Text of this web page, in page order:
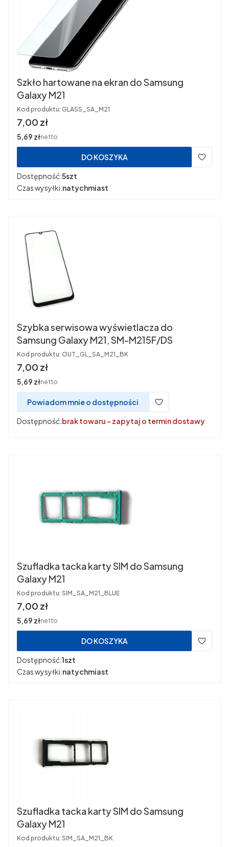
Szkło hartowane na ekran do Samsung
Galaxy M21
Kod produktu: GLASS_SA_M21
Cena
7,00 zł
Cena
5,69 złnetto
DO KOSZYKA
Dostępność:5szt
Czas wysyłki:natychmiast
Szybka serwisowa wyświetlacza do
Samsung Galaxy M21, SM-M215F/DS
Kod produktu: OUT_GL_SA_M21_BK
Cena
7,00 zł
Cena
5,69 złnetto
Powiadom mnie o dostępności
Dostępność:brak towaru - zapytaj o termin dostawy
Szufladka tacka karty SIM do Samsung
Galaxy M21
Kod produktu: SIM_SA_M21_BLUE
Cena
7,00 zł
Cena
5,69 złnetto
DO KOSZYKA
Dostępność:1szt
Czas wysyłki:natychmiast
Szufladka tacka karty SIM do Samsung
Galaxy M21
Kod produktu: SIM_SA_M21_BK